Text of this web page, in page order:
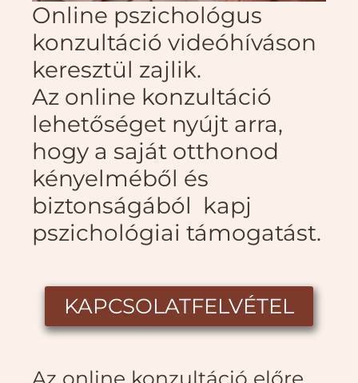
Online pszichológus
konzultáció videóhíváson
keresztül zajlik.
Az online konzultáció
lehetőséget nyújt arra,
hogy a saját otthonod
kényelméből és
biztonságából kapj
pszichológiai támogatást.
KAPCSOLATFELVÉTEL
Az online konzultáció előre